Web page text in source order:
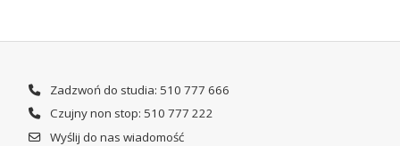
Zadzwoń do studia: 510 777 666
Czujny non stop: 510 777 222
Wyślij do nas wiadomość